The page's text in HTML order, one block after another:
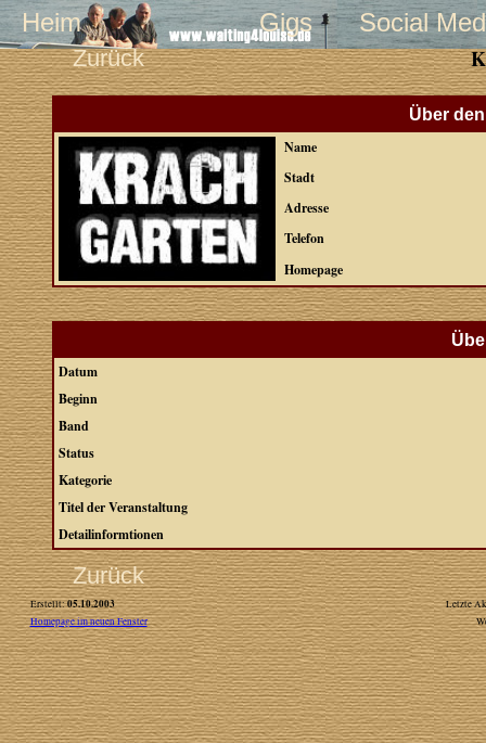
Heim Gigs Social
Zurück
Über
Name
Stadt
Adresse
Telefon
Homepage
Datum
Beginn
Band
Status
Kategorie
Titel der Veranstaltung
Detailinformtionen
Zurück
Erstellt:05.10.2003
Letzte
Homepage im neuen Fenster